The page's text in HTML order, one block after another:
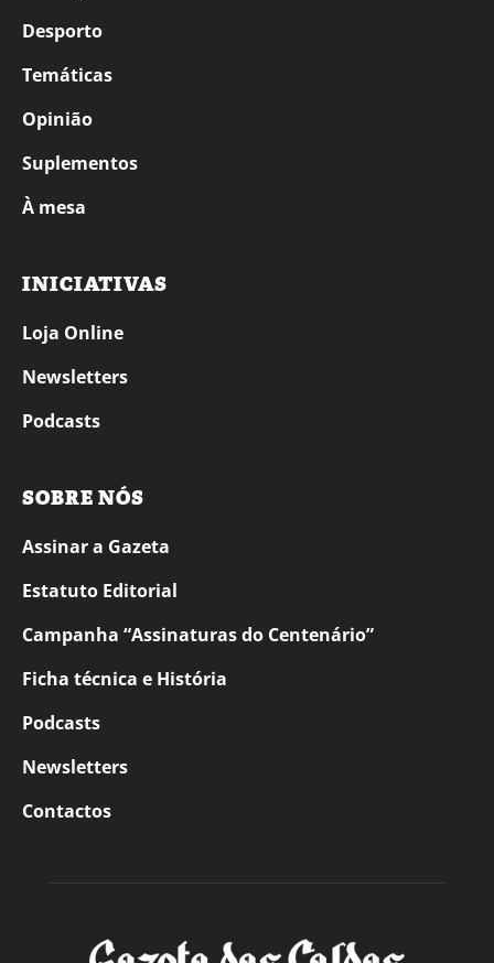
Desporto
Temáticas
Opinião
Suplementos
À mesa
INICIATIVAS
Loja Online
Newsletters
Podcasts
SOBRE NÓS
Assinar a Gazeta
Estatuto Editorial
Campanha “Assinaturas do Centenário”
Ficha técnica e História
Podcasts
Newsletters
Contactos